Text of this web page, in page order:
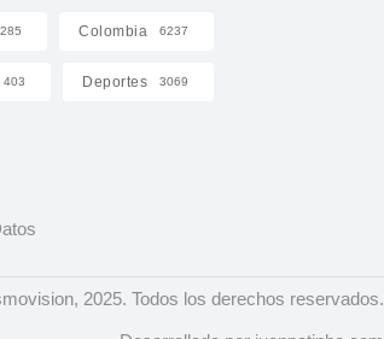
285 Colombia 6237
403 Deportes 3069
2025. Todos los derechos reservados.